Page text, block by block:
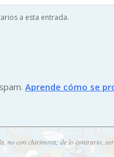
a esta entrada.
Aprende cómo se
no con chirimoya; de lo contrario,